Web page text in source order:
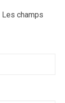
Les champs